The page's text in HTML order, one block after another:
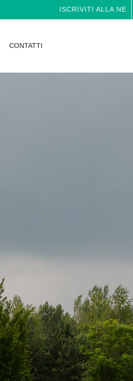
ISCRIVITI ALLA
CONTATTI